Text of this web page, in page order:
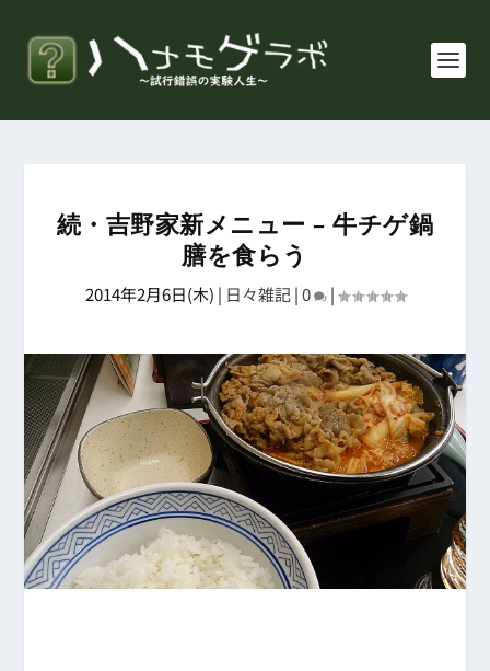
続・吉野家新メニュー – 牛チゲ鍋
膳を食らう
2014年2月6日(木) | 日々雑記|0 |